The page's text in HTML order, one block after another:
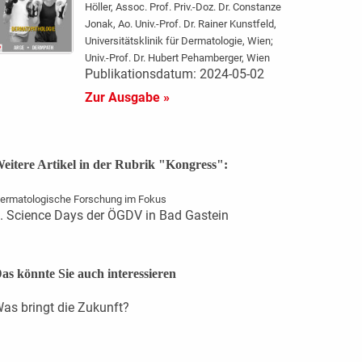
Höller, Assoc. Prof. Priv.-Doz. Dr. Constanze
Jonak, Ao. Univ.-Prof. Dr. Rainer Kunstfeld,
Universitätsklinik für Dermatologie, Wien;
Univ.-Prof. Dr. Hubert Pehamberger, Wien
Publikationsdatum: 2024-05-02
Zur Ausgabe »
Artikel in der Rubrik "Kongress":
Forschung im Fokus
Science Days der ÖGDV in Bad Gastein
könnte Sie auch interessieren
bringt die Zukunft?